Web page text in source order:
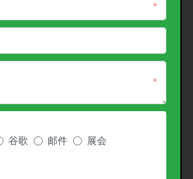
*
*
谷歌 邮件
展会